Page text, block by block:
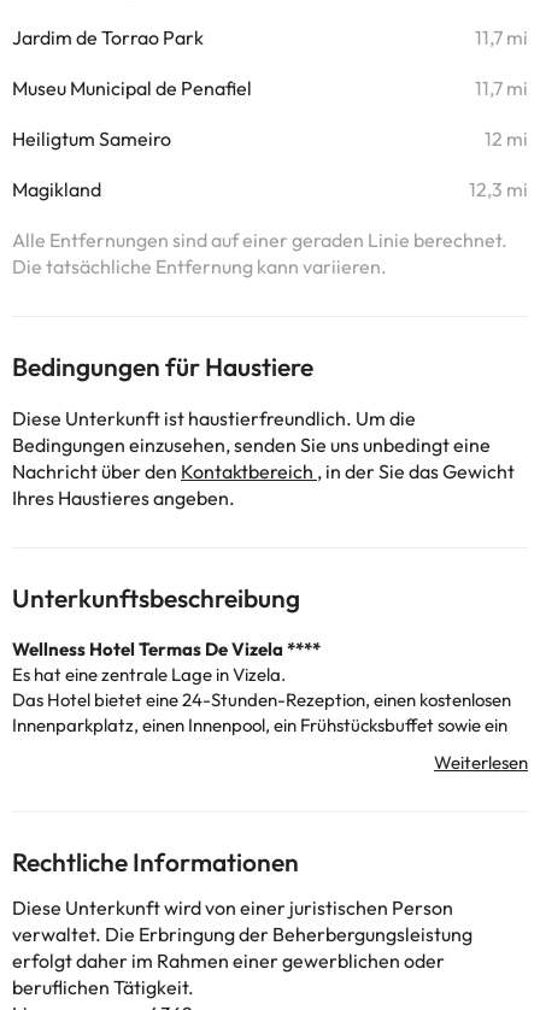
Jardim de Torrao Park 11,7 mi
Museu Municipal de Penafiel 11,7 mi
Heiligtum Sameiro 12 mi
Magikland 12,3 mi
Alle Entfernungen sind auf einer geraden Linie berechnet.
Die tatsächliche Entfernung kann variieren.
Bedingungen für Haustiere
Diese Unterkunft ist haustierfreundlich. Um die
Bedingungen einzusehen, senden Sie uns unbedingt eine
Nachricht über den Kontaktbereich , in der Sie das Gewicht
Ihres Haustieres angeben.
Unterkunftsbeschreibung
Wellness Hotel Termas De Vizela ****
Es hat eine zentrale Lage in Vizela.
Das Hotel bietet eine 24-Stunden-Rezeption, einen kostenlosen
Innenparkplatz, einen Innenpool, ein Frühstücksbuffet sowie ein
Thermalbad mit Behandlungs- und Massageräumen. Das
Restaurant und die Loungebar servieren abends regionale
Die Zimmer sind elegant eingerichtet und verfügen über eine
Klimaanlage, einen LCD-Sat-TV, eine Minibar und kostenfreies
WLAN sowie ein eigenes Bad mit einem Haartrockner und einer
Dusche oder Badewanne.
Guimarães liegt weniger als 12 km mit dem Auto von Biza Termas
de Vizela und dem 51 km entfernten internationalen Flughafen
Porto entfernt.
Rechtliche Informationen
Diese Unterkunft wird von einer juristischen Person
verwaltet. Die Erbringung der Beherbergungsleistung
erfolgt daher im Rahmen einer gewerblichen oder
beruflichen Tätigkeit.